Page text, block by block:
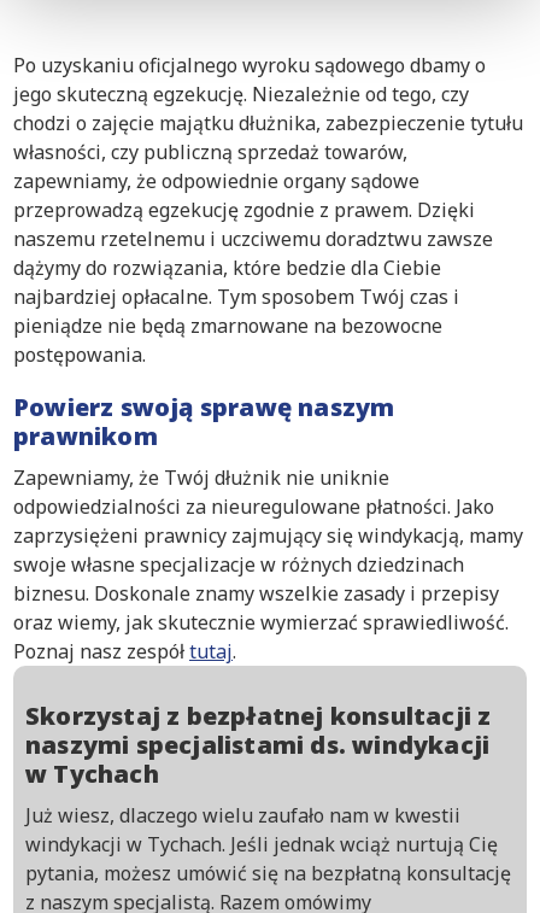
Po uzyskaniu oficjalnego wyroku sądowego dbamy o
jego skuteczną egzekucję. Niezależnie od tego, czy
chodzi o zajęcie majątku dłużnika, zabezpieczenie tytułu
własności, czy publiczną sprzedaż towarów,
zapewniamy, że odpowiednie organy sądowe
przeprowadzą egzekucję zgodnie z prawem. Dzięki
naszemu rzetelnemu i uczciwemu doradztwu zawsze
dążymy do rozwiązania, które bedzie dla Ciebie
najbardziej opłacalne. Tym sposobem Twój czas i
pieniądze nie będą zmarnowane na bezowocne
postępowania.
Powierz swoją sprawę naszym
prawnikom
Zapewniamy, że Twój dłużnik nie uniknie
odpowiedzialności za nieuregulowane płatności. Jako
zaprzysiężeni prawnicy zajmujący się windykacją, mamy
swoje własne specjalizacje w różnych dziedzinach
biznesu. Doskonale znamy wszelkie zasady i przepisy
oraz wiemy, jak skutecznie wymierzać sprawiedliwość.
Poznaj nasz zespółtutaj.
Skorzystaj z bezpłatnej konsultacji z
naszymi specjalistami ds. windykacji
w Tychach
Już wiesz, dlaczego wielu zaufało nam w kwestii
windykacji w Tychach. Jeśli jednak wciąż nurtują Cię
pytania, możesz umówić się na bezpłatną konsultację
z naszym specjalistą. Razem omówimy